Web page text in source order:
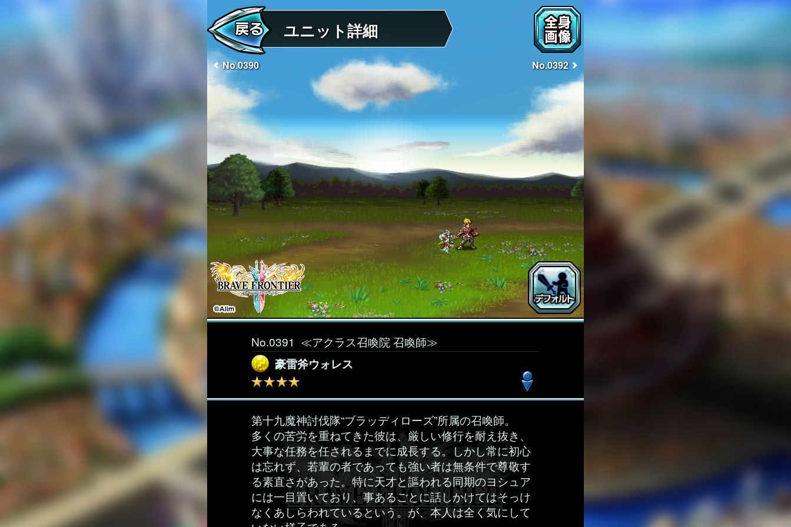
ユニット詳細
No.0390 No.0392
No.0391 ≪アクラス召喚院 召喚師≫
豪雷斧ウォレス
第十九魔神討伐隊“ブラッディローズ”所属の召喚師。
多くの苦労を重ねてきた彼は、厳しい修行を耐え抜き、
大事な任務を任されるまでに成長する。しかし常に初心
は忘れず、若輩の者であっても強い者は無条件で尊敬す
る素直さがあった。特に天才と謳われる同期のヨシュア
には一目置いており、事あるごとに話しかけてはそっけ
なくあしらわれているという。が、本人は全く気にして